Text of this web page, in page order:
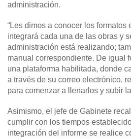
administración.
“Les dimos a conocer los formatos
integrará cada una de las obras y
administración está realizando;
manual correspondiente. De igual
una plataforma habilitada, donde
a través de su correo electrónico,
para comenzar a llenarlos y subir
Asimismo, el jefe de Gabinete
cumplir con los tiempos
integración del informe se realice